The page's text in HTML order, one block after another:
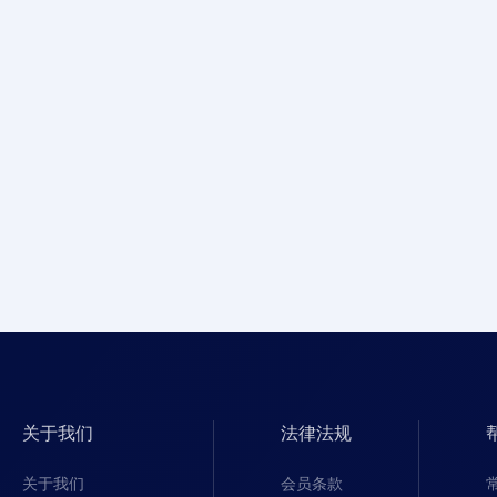
关于我们
关于我们
法律法规
会员条款